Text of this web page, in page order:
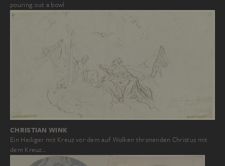
pouring out a bowl
CHRISTIAN WINK
Ein Heiliger mit Kreuz vor dem auf Wolken thronenden Christus mit
dem Kreuz…